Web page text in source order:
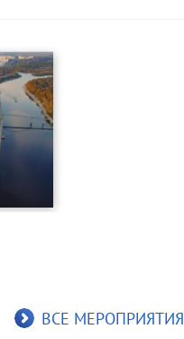
ВСЕ МЕРОПРИЯТИЯ